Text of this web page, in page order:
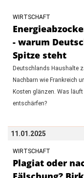
WIRTSCHAFT
- warum
Spitze steht
Deutschlands Haushalte
Nachbarn wie Frankreich
Kosten glänzen. Was
entschärfen?
11.01.2025
WIRTSCHAFT
Plagiat oder